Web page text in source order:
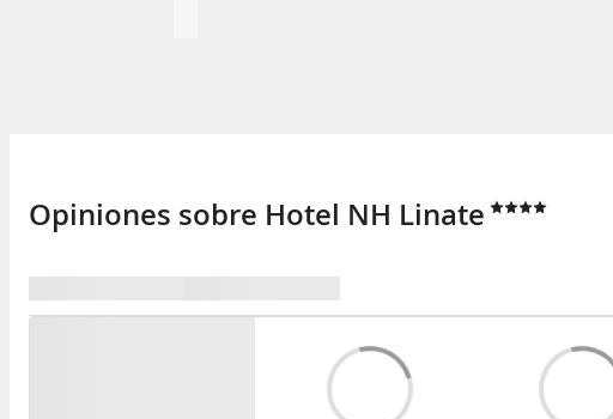
Opiniones sobre Hotel NH Linate